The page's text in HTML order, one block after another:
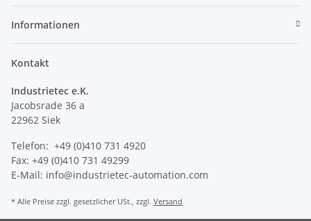
Informationen
Kontakt
Industrietec e.K.
Jacobsrade 36 a
22962 Siek
Telefon: +49 (0)410 731 4920
Fax: +49 (0)410 731 49299
E-Mail: info@industrietec-automation.com
* Alle Preise zzgl. gesetzlicher USt., zzgl. Versand